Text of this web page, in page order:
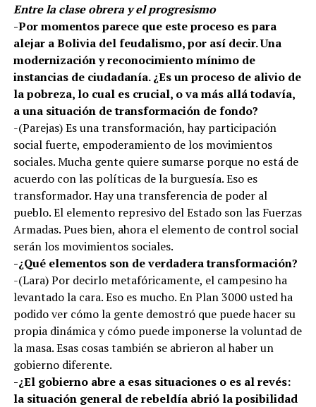
Entre la clase obrera y el progresismo
-Por momentos parece que este proceso es para
alejar a Bolivia del feudalismo, por así decir. Una
modernización y reconocimiento mínimo de
instancias de ciudadanía. ¿Es un proceso de alivio de
la pobreza, lo cual es crucial, o va más allá todavía,
a una situación de transformación de fondo?
-(Parejas) Es una transformación, hay participación
social fuerte, empoderamiento de los movimientos
sociales. Mucha gente quiere sumarse porque no está de
acuerdo con las políticas de la burguesía. Eso es
transformador. Hay una transferencia de poder al
pueblo. El elemento represivo del Estado son las Fuerzas
Armadas. Pues bien, ahora el elemento de control social
serán los movimientos sociales.
-¿Qué elementos son de verdadera transformación?
-(Lara) Por decirlo metafóricamente, el campesino ha
levantado la cara. Eso es mucho. En Plan 3000 usted ha
podido ver cómo la gente demostró que puede hacer su
propia dinámica y cómo puede imponerse la voluntad de
la masa. Esas cosas también se abrieron al haber un
gobierno diferente.
-¿El gobierno abre a esas situaciones o es al revés:
la situación general de rebeldía abrió la posibilidad